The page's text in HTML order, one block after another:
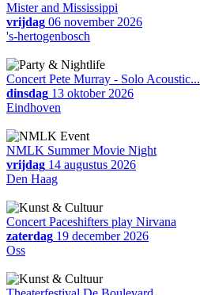
Mister and Mississippi
vrijdag 06 november 2026
's-hertogenbosch
Concert Pete Murray - Solo Acoustic...
dinsdag 13 oktober 2026
Eindhoven
NMLK Summer Movie Night
vrijdag 14 augustus 2026
Den Haag
Concert Paceshifters play Nirvana
zaterdag 19 december 2026
Oss